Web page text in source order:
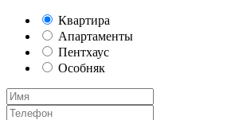
Квартира
Апартаменты
Пентхаус
Особняк